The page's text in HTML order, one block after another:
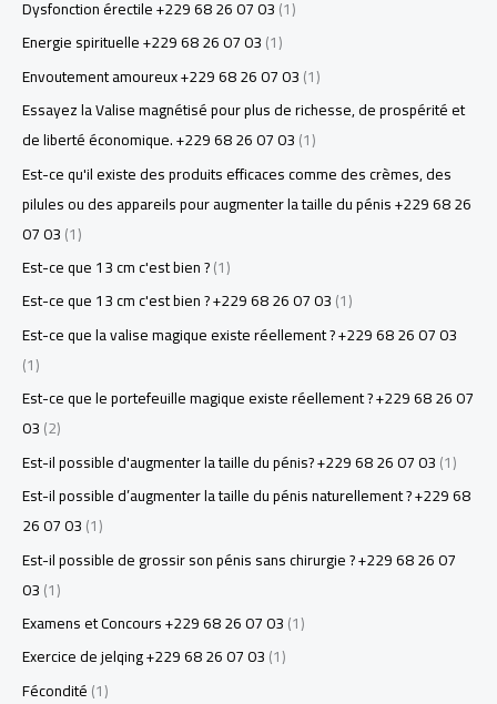
Dysfonction érectile +229 68 26 07 03(1)
Energie spirituelle +229 68 26 07 03(1)
Envoutement amoureux +229 68 26 07 03(1)
Essayez la Valise magnétisé pour plus de richesse, de prospérité et
de liberté économique. +229 68 26 07 03(1)
Est-ce qu'il existe des produits efficaces comme des crèmes, des
pilules ou des appareils pour augmenter la taille du pénis +229 68 26
07 03(1)
Est-ce que 13 cm c'est bien ?(1)
Est-ce que 13 cm c'est bien ? +229 68 26 07 03(1)
Est-ce que la valise magique existe réellement ? +229 68 26 07 03
(1)
Est-ce que le portefeuille magique existe réellement ? +229 68 26 07
03(2)
Est-il possible d'augmenter la taille du pénis? +229 68 26 07 03(1)
Est-il possible d’augmenter la taille du pénis naturellement ? +229 68
26 07 03(1)
Est-il possible de grossir son pénis sans chirurgie ? +229 68 26 07
03(1)
Examens et Concours +229 68 26 07 03(1)
Exercice de jelqing +229 68 26 07 03(1)
Fécondité(1)